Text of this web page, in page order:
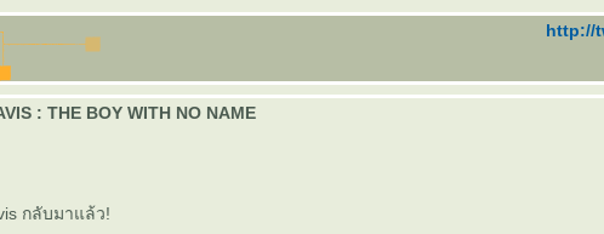
http://
: THE BOY WITH NO NAME
กลับมาแล้ว!